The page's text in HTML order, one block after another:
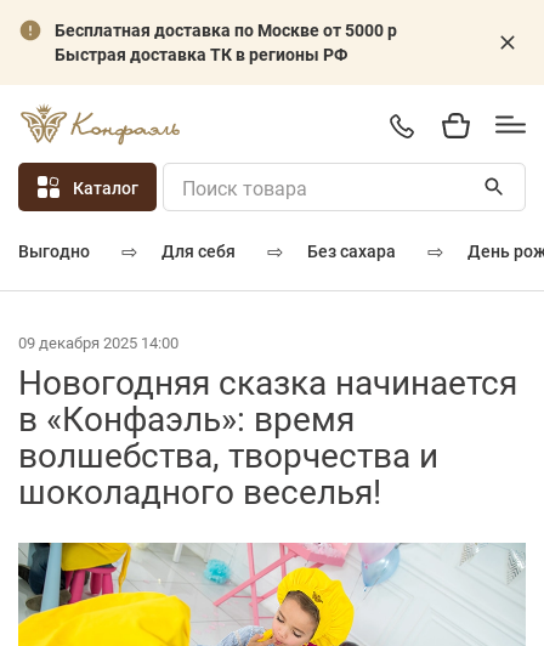
Бесплатная доставка по Москве от 5000 р
Быстрая доставка ТК в регионы РФ
Каталог
выгодно ⇨ для себя ⇨ без сахара ⇨ день
09 декабря 2025 14:00
Новогодняя сказка начинается
в «Конфаэль»: время
волшебства, творчества и
шоколадного веселья!